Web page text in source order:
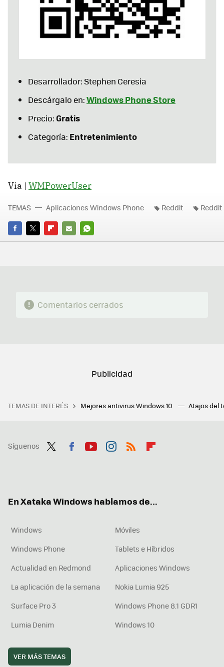
Desarrollador: Stephen Ceresia
Descárgalo en:Windows Phone Store
Precio:Gratis
Categoría: Entretenimiento
Via | WMPowerUser
FACEBOOK
TWITTERFLIPBOARD
E-
WHATSAPP
TEMAS Aplicaciones Windows Phone Reddit Reddit
Comentarios cerrados
TEMAS DE INTERÉS Mejores antivirus Windows 10 Atajos del
Síguenos
En Xataka Windows hablamos de...
Windows
Móviles
Windows Phone
Tablets e Híbridos
Actualidad en Redmond
Aplicaciones Windows
La aplicación de la semana
Nokia Lumia 925
Surface Pro 3
Windows Phone 8.1 GDR1
Lumia Denim
Windows 10
VER MÁS TEMAS